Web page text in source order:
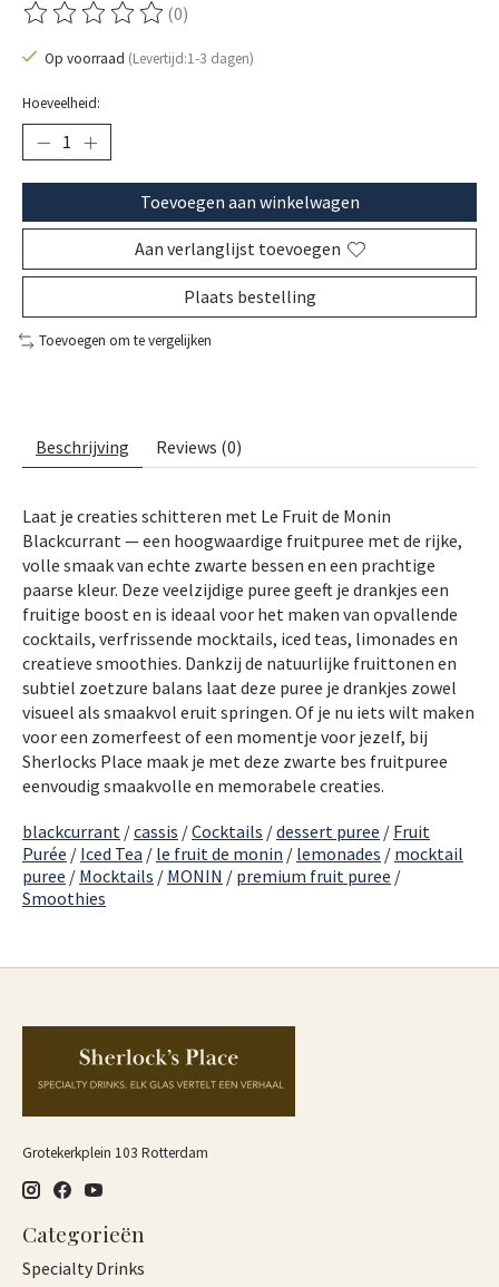
De beoordeling van dit product is
(0)
Op voorraad (Levertijd:1-3 dagen)
Hoeveelheid:
Toevoegen aan winkelwagen
Aan verlanglijst toevoegen
Plaats bestelling
Toevoegen om te vergelijken
Beschrijving Reviews (0)
Laat je creaties schitteren met Le Fruit de Monin
Blackcurrant — een hoogwaardige fruitpuree met de rijke,
volle smaak van echte zwarte bessen en een prachtige
paarse kleur. Deze veelzijdige puree geeft je drankjes een
fruitige boost en is ideaal voor het maken van opvallende
cocktails, verfrissende mocktails, iced teas, limonades en
creatieve smoothies. Dankzij de natuurlijke fruittonen en
subtiel zoetzure balans laat deze puree je drankjes zowel
visueel als smaakvol eruit springen. Of je nu iets wilt maken
voor een zomerfeest of een momentje voor jezelf, bij
Sherlocks Place maak je met deze zwarte bes fruitpuree
eenvoudig smaakvolle en memorabele creaties.
blackcurrant /cassis /Cocktails /dessert puree / Fruit
Purée / Iced Tea / le fruit de monin / lemonades / mocktail
puree / Mocktails / MONIN / premium fruit puree /
Smoothies
Grotekerkplein 103 Rotterdam
Categorieën
Specialty Drinks